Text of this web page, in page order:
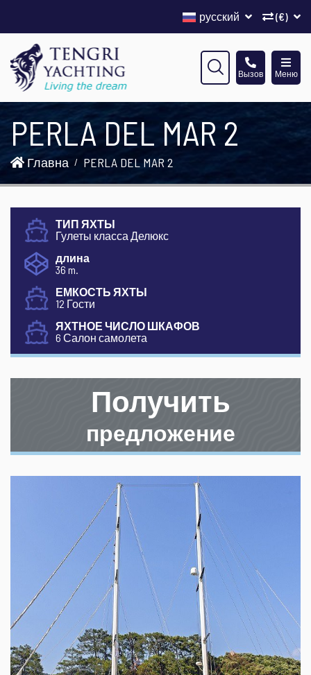
(€)
русский
Меню
Вызов
PERLA DEL MAR 2
Главна PERLA DEL MAR 2
ТИП ЯХТЫ
Гулеты класса Делюкс
длина
36 m.
ЕМКОСТЬ ЯХТЫ
12 Гости
ЯХТНОЕ ЧИСЛО ШКАФОВ
6 Салон самолета
Получить
предложение